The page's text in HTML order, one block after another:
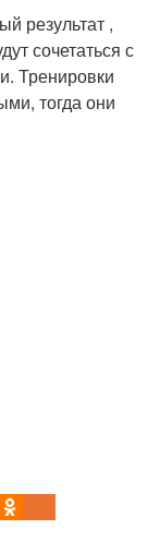
результат ,
сочетаться с
Тренировки
тогда они